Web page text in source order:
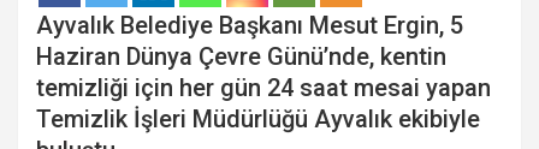
Ayvalık Belediye Başkanı Mesut Ergin, 5
Haziran Dünya Çevre Günü’nde, kentin
temizliği için her gün 24 saat mesai yapan
Temizlik İşleri Müdürlüğü Ayvalık ekibiyle